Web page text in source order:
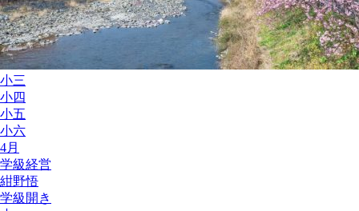
小三
小四
小五
小六
4月
学級経営
紺野悟
学級開き